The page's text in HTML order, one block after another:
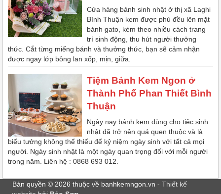
Cửa hàng bánh sinh nhật ở thị xã Laghi
Bình Thuận kem được phủ đều lên mặt
bánh gato, kèm theo nhiều cách trang
trí sinh động, thu hút người thưởng
thức. Cắt từng miếng bánh và thưởng thức, bạn sẽ cảm nhận
được ngay lớp bông lan xốp, mịn, giữa.
Tiệm Bánh Kem Ngon ở
Thành Phố Phan Thiết Bình
Thuận
Ngày nay bánh kem dùng cho tiệc sinh
nhật đã trở nên quá quen thuộc và là
biểu tưởng không thể thiếu để kỷ niệm ngày sinh với tất cả mọi
người. Ngày sinh nhật là một ngày quan trọng đối với mỗi người
trong năm. Liên hệ : 0868 693 012.
Bản quyền © 2026 thuộc về banhkemngon.vn - Thiết kế